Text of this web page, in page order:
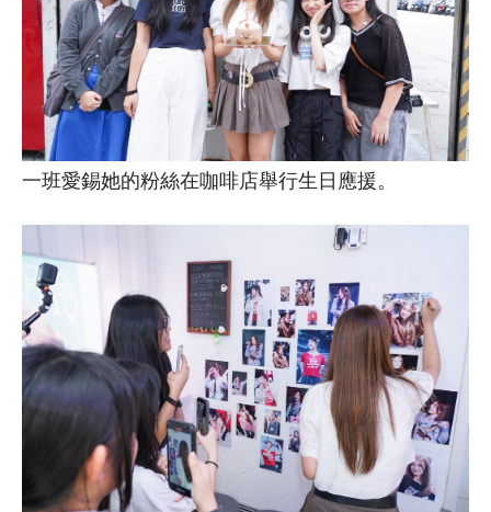
一班愛錫她的粉絲在咖啡店舉行生日應援。